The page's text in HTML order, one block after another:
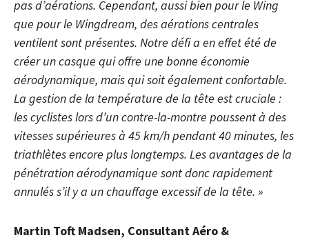
pas d’aérations. Cependant, aussi bien pour le Wing
que pour le Wingdream, des aérations centrales
ventilent sont présentes. Notre défi a en effet été de
créer un casque qui offre une bonne économie
aérodynamique, mais qui soit également confortable.
La gestion de la température de la tête est cruciale :
les cyclistes lors d’un contre-la-montre poussent à des
vitesses supérieures à 45 km/h pendant 40 minutes, les
triathlètes encore plus longtemps. Les avantages de la
pénétration aérodynamique sont donc rapidement
annulés s’il y a un chauffage excessif de la tête. »
Martin Toft Madsen, Consultant Aéro &